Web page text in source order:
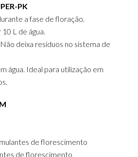
PK
a fase de floração.
L de água.
deixa resíduos no sistema de
água. Ideal para utilização em
de florescimento
de florescimento